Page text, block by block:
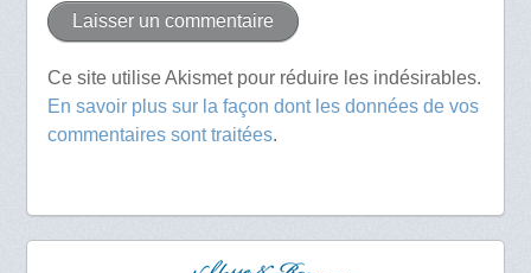
Ce site utilise Akismet pour réduire les indésirables.
En savoir plus sur la façon dont les données de vos
commentaires sont traitées.